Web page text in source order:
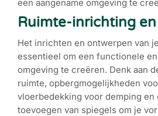
een aangename omgeving te
Ruimte-inrichting
Het inrichten en ontwerpen van
essentieel om een functionele
omgeving te creëren. Denk aan
ruimte, opbergmogelijkheden
vloerbedekking voor demping
toevoegen van spiegels om je